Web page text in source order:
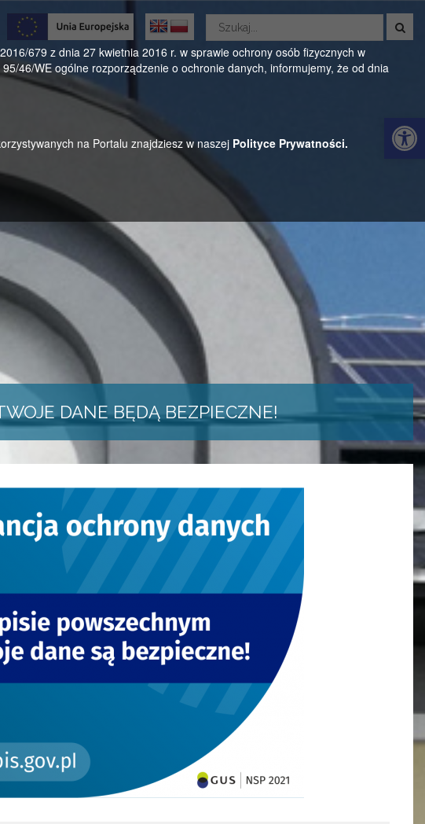
679 z dnia 27 kwietnia 2016 r. w sprawie ochrony osób fizycznych w
46/WE ogólne rozporządzenie o ochronie danych, informujemy, że od dnia
na Portalu znajdziesz w naszej Polityce Prywatności.
Oficjalny serwis Gminy Parysów
ul. Kościuszki 28, 08-441 Parysów, mazowieckie
Wyszukaj
serwisie
DANE BĘDĄ BEZPIECZNE!